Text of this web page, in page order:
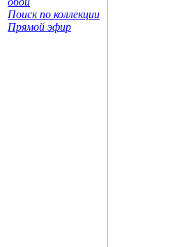
Поиск по коллекции
Прямой эфир